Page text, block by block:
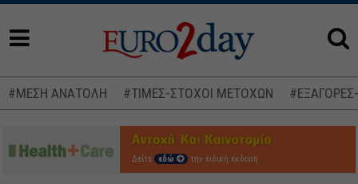
#ΜΕΣΗ ΑΝΑΤΟΛΗ #ΤΙΜΕΣ-ΣΤΟΧΟΙ ΜΕΤΟΧΩΝ
Δείτε εδώ την ειδική έκδοση